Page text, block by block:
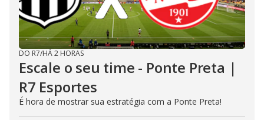
DO R7/HÁ 2 HORAS
Escale o seu time - Ponte Preta |
R7 Esportes
É hora de mostrar sua estratégia com a Ponte Preta!